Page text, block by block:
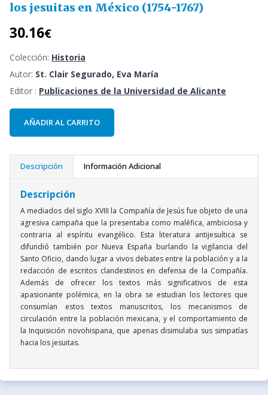
los jesuitas en México (1754-1767)
30.16€
Colección: Historia
Autor: St. Clair Segurado, Eva María
Editor : Publicaciones de la Universidad de Alicante
AÑADIR AL CARRITO
Descripción Información Adicional
Descripción
A mediados del siglo XVIII la Compañía de Jesús fue objeto de una
agresiva campaña que la presentaba como maléfica, ambiciosa y
contraria al espíritu evangélico. Esta literatura antijesuítica se
difundió también por Nueva España burlando la vigilancia del
Santo Oficio, dando lugar a vivos debates entre la población y a la
redacción de escritos clandestinos en defensa de la Compañía.
Además de ofrecer los textos más significativos de esta
apasionante polémica, en la obra se estudian los lectores que
consumían estos textos manuscritos, los mecanismos de
circulación entre la población mexicana, y el comportamiento de
la Inquisición novohispana, que apenas disimulaba sus simpatías
hacia los jesuitas.